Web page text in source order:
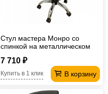
Стул мастера Монро со
спинкой на металлическом
7 710 ₽
В корзину
Купить в 1 клик